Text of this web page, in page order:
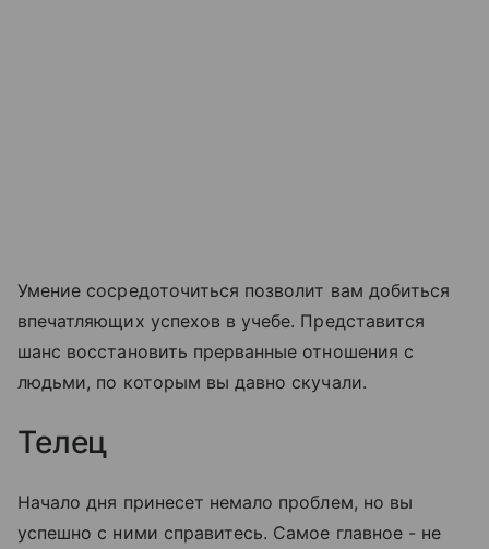
Умение сосредоточиться позволит вам добиться
впечатляющих успехов в учебе. Представится
шанс восстановить прерванные отношения с
людьми, по которым вы давно скучали.
Телец
Начало дня принесет немало проблем, но вы
успешно с ними справитесь. Самое главное - не